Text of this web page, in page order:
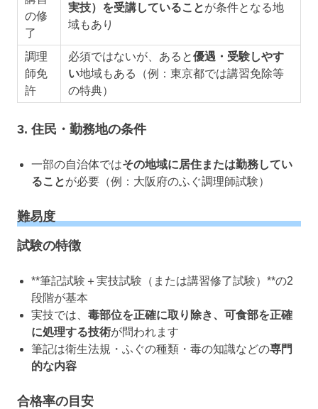
の修
了
実技）を受講していることが条件となる地
域もあり
調理
師免
許
必須ではないが、あると優遇・受験しやす
い地域もある（例：東京都では講習免除等
の特典）
3. 住民・勤務地の条件
一部の自治体ではその地域に居住または勤務してい
ることが必要（例：大阪府のふぐ調理師試験）
難易度
試験の特徴
**筆記試験＋実技試験（または講習修了試験）**の2
段階が基本
実技では、 毒部位を正確に取り除き、可食部を正確
に処理する技術が問われます
筆記は衛生法規・ふぐの種類・毒の知識などの専門
的な内容
合格率の目安